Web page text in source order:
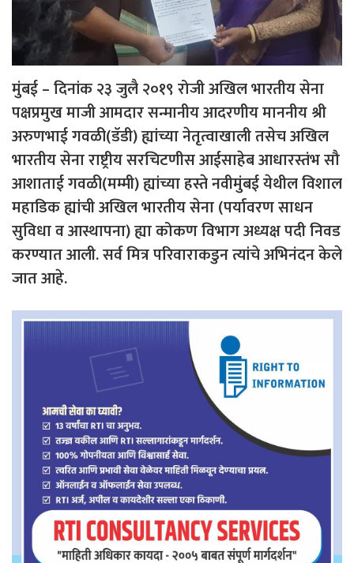
मुंबई – दिनांक २३ जुलै २०१९ रोजी अखिल भारतीय सेना
पक्षप्रमुख माजी आमदार सन्मानीय आदरणीय माननीय श्री
अरुणभाई गवळी(डॅडी) ह्यांच्या नेतृत्वाखाली तसेच अखिल
भारतीय सेना राष्ट्रीय सरचिटणीस आईसाहेब आधारस्तंभ सौ
आशाताई गवळी(मम्मी) ह्यांच्या हस्ते नवीमुंबई येथील विशाल
महाडिक ह्यांची अखिल भारतीय सेना (पर्यावरण साधन
सुविधा व आस्थापना) ह्या कोकण विभाग अध्यक्ष पदी निवड
करण्यात आली. सर्व मित्र परिवाराकडुन त्यांचे अभिनंदन केले
जात आहे.